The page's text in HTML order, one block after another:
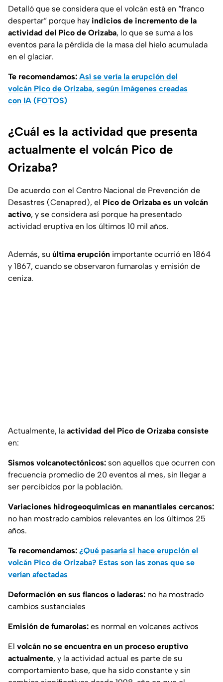
Detalló que se considera que el volcán está en “franco
despertar” porque hay indicios de incremento de la
actividad del Pico de Orizaba, lo que se suma a los
eventos para la pérdida de la masa del hielo acumulada
en el glaciar.
Te recomendamos: Así se vería la erupción del
volcán Pico de Orizaba, según imágenes creadas
con IA (FOTOS)
¿Cuál es la actividad que presenta
actualmente el volcán Pico de
Orizaba?
De acuerdo con el Centro Nacional de Prevención de
Desastres (Cenapred), el Pico de Orizaba es un volcán
activo, y se considera así porque ha presentado
actividad eruptiva en los últimos 10 mil años.
Además, su última erupción importante ocurrió en 1864
y 1867, cuando se observaron fumarolas y emisión de
ceniza.
Actualmente, la actividad del Pico de Orizaba consiste
en:
Sismos volcanotectónicos: son aquellos que ocurren con
frecuencia promedio de 20 eventos al mes, sin llegar a
ser percibidos por la población.
Variaciones hidrogeoquímicas en manantiales cercanos:
no han mostrado cambios relevantes en los últimos 25
años.
Te recomendamos: ¿Qué pasaría si hace erupción el
volcán Pico de Orizaba? Estas son las zonas que se
verían afectadas
Deformación en sus flancos o laderas: no ha mostrado
cambios sustanciales
Emisión de fumarolas: es normal en volcanes activos
El volcán no se encuentra en un proceso eruptivo
actualmente, y la actividad actual es parte de su
comportamiento base, que ha sido constante y sin